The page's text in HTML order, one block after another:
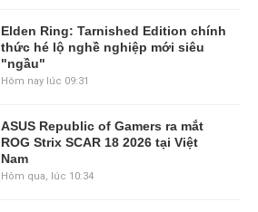
Elden Ring: Tarnished Edition chính
thức hé lộ nghề nghiệp mới siêu
"ngầu"
Hôm nay lúc 09:31
ASUS Republic of Gamers ra mắt
ROG Strix SCAR 18 2026 tại Việt
Nam
Hôm qua, lúc 10:34